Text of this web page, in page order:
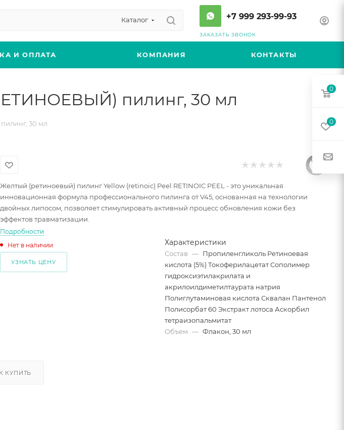
Каталог +7 999 293-99-93
ЗАКАЗАТЬ ЗВОНОК
И ОПЛАТА КОМПАНИЯ КОНТАКТЫ
пилинг, 30 мл
30 мл
Желтый (ретиноевый) пилинг Yellow (retinoic) Peel RETINOIC PEEL - это уникальная
инновационная формула профессионального пилинга от V45, основанная на технологии
двойных липосом, позволяет стимулировать активный процесс обновления кожи без
эффектов травматизации.
Подробности
Нет в наличии
УЗНАТЬ ЦЕНУ
Характеристики
Состав — Пропиленгликоль Ретиноевая
кислота (5%) Токоферилацетат Сополимер
гидроксиэтилакрилата и
акрилоилдиметилтаурата натрия
Полиглутаминовая кислота Сквалан Пантенол
Полисорбат 60 Экстракт лотоса Аскорбил
тетраизопальмитат
Объем — Флакон, 30 мл
КУПИТЬ
0
0